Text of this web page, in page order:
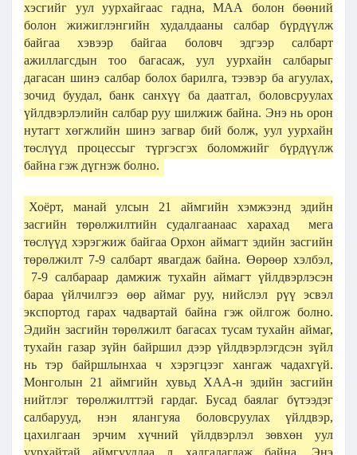
хэсгийг уул уурхайгаас гадна, МАА болон бөөний
болон жижиглэнгийн худалдааны салбар бүрдүүлж
байгаа хэвээр байгаа боловч эдгээр салбарт
ажиллагсдын тоо багасаж, уул уурхайн салбарыг
дагасан шинэ салбар болох барилга, тээвэр ба агуулах,
зочид буудал, банк санхүү ба даатгал, боловсруулах
үйлдвэрлэлийн салбар руу шилжиж байна. Энэ нь орон
нутагт хөгжлийн шинэ загвар бий болж, уул уурхайн
төслүүд процессыг түргэсгэх боломжийг бүрдүүлж
байна гэж дүгнэж болно.
Хоёрт, манай улсын 21 аймгийн хэмжээнд эдийн
засгийн төрөлжилтийн судалгаанаас харахад мега
төслүүд хэрэгжиж байгаа Орхон аймагт эдийн засгийн
төрөлжилт 7-9 салбарт явагдаж байна. Өөрөөр хэлбэл,
7-9 салбараар дамжиж тухайн аймагт үйлдвэрлэсэн
бараа үйлчилгээ өөр аймаг руу, нийслэл рүү эсвэл
экспортод гарах чадвартай байна гэж ойлгож болно.
Эдийн засгийн төрөлжилт багасах тусам тухайн аймаг,
тухайн газар зүйн байршил дээр үйлдвэрлэгдсэн зүйл
нь тэр байршлынхаа ч хэрэгцээг хангаж чадахгүй.
Монголын 21 аймгийн хувьд ХАА-н эдийн засгийн
нийтлэг төрөлжилттэй гардаг. Бусад баялаг бүтээдэг
салбарууд, нэн ялангуяа боловсруулах үйлдвэр,
цахилгаан эрчим хүчний үйлдвэрлэл зөвхөн уул